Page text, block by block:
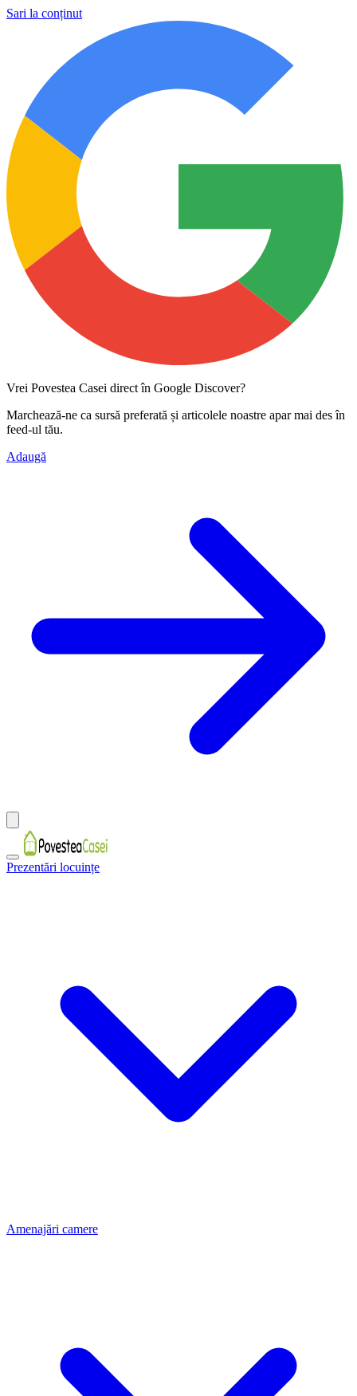
Sari la conținut
Vrei Povestea Casei direct în Google Discover?
Marchează-ne ca sursă preferată și articolele noastre apar mai des în
feed-ul tău.
Adaugă
Prezentări locuințe
Amenajări camere